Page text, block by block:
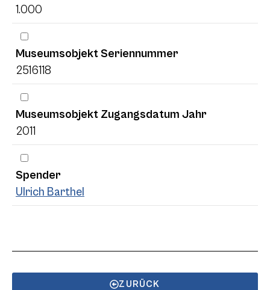
1.000
Museumsobjekt Seriennummer
2516118
Museumsobjekt Zugangsdatum Jahr
2011
Spender
Ulrich Barthel
ZURÜCK